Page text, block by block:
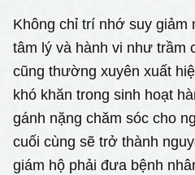
Không chỉ trí nhớ suy giảm
tâm lý và hành vi như trầm
cũng thường xuyên xuất
khó khăn trong sinh hoạt
gánh nặng chăm sóc cho
cuối cùng sẽ trở thành
giám hộ phải đưa bệnh